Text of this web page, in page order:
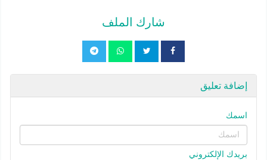
شارك الملف
إضافة تعليق
اسمك
بريدك الإلكتروني